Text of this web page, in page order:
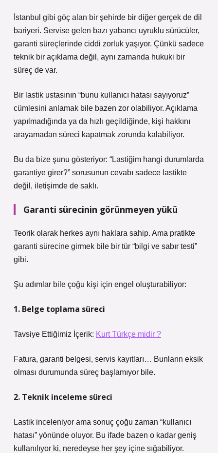
İstanbul gibi göç alan bir şehirde bir diğer gerçek de dil
bariyeri. Servise gelen bazı yabancı uyruklu sürücüler,
garanti süreçlerinde ciddi zorluk yaşıyor. Çünkü sadece
teknik bir açıklama değil, aynı zamanda hukuki bir
süreç de var.
Bir lastik ustasının “bunu kullanıcı hatası sayıyoruz”
cümlesini anlamak bile bazen zor olabiliyor. Açıklama
yapılmadığında ya da hızlı geçildiğinde, kişi hakkını
arayamadan süreci kapatmak zorunda kalabiliyor.
Bu da bize şunu gösteriyor: “Lastiğim hangi durumlarda
garantiye girer?” sorusunun cevabı sadece lastikte
değil, iletişimde de saklı.
Garanti sürecinin görünmeyen yükü
Teorik olarak herkes aynı haklara sahip. Ama pratikte
garanti sürecine girmek bile bir tür “bilgi ve sabır testi”
gibi.
Şu adımlar bile çoğu kişi için engel oluşturabiliyor:
1. Belge toplama süreci
Tavsiye Ettiğimiz İçerik: Kurt Türkçe midir ?
Fatura, garanti belgesi, servis kayıtları… Bunların eksik
olması durumunda süreç başlamıyor bile.
2. Teknik inceleme süreci
Lastik inceleniyor ama sonuç çoğu zaman “kullanıcı
hatası” yönünde oluyor. Bu ifade bazen o kadar geniş
kullanılıyor ki, neredeyse her şey içine sığabiliyor.